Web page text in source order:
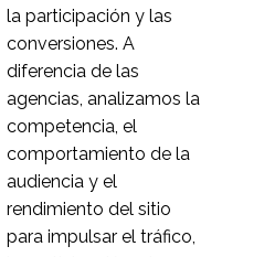
los
1
1
en UX
3
la participación y las
conversiones. A
diferencia de las
agencias, analizamos la
competencia, el
comportamiento de la
audiencia y el
rendimiento del sitio
para impulsar el tráfico,